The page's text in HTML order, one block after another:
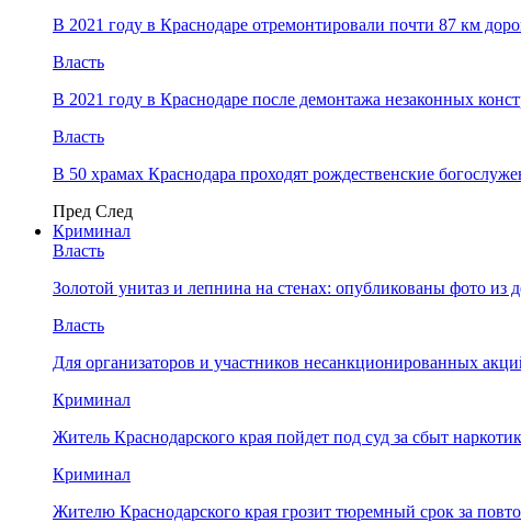
В 2021 году в Краснодаре отремонтировали почти 87 км
Власть
В 2021 году в Краснодаре после демонтажа незаконных
Власть
В 50 храмах Краснодара проходят рождественские
Пред След
Криминал
Власть
​Золотой унитаз и лепнина на стенах: опубликованы фото из
Власть
Для организаторов и участников несанкционированных
Криминал
Житель Краснодарского края пойдет под суд за сбыт
Криминал
Жителю Краснодарского края грозит тюремный срок за